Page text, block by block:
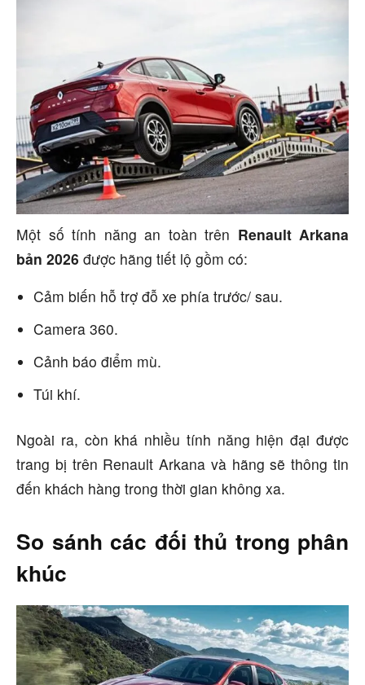
Một số tính năng an toàn trên Renault Arkana
bản 2026 được hãng tiết lộ gồm có:
Cảm biến hỗ trợ đỗ xe phía trước/ sau.
Camera 360.
Cảnh báo điểm mù.
Túi khí.
Ngoài ra, còn khá nhiều tính năng hiện đại được
trang bị trên Renault Arkana và hãng sẽ thông tin
đến khách hàng trong thời gian không xa.
So sánh các đối thủ trong phân
khúc